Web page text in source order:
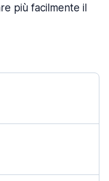
più facilmente il